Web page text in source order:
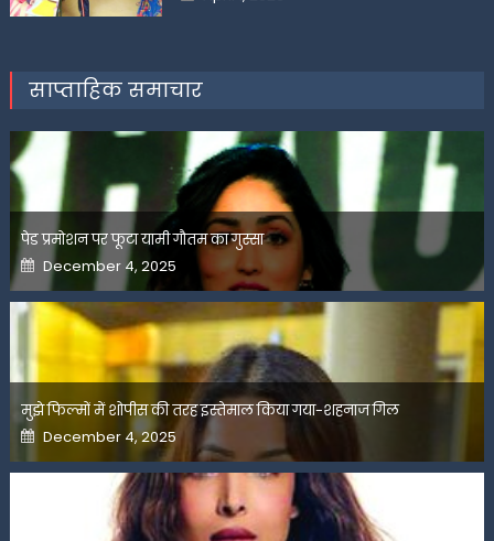
साप्ताहिक समाचार
पेड प्रमोशन पर फूटा यामी गौतम का गुस्सा
Posted
on
December 4, 2025
मुझे फिल्मों में शोपीस की तरह इस्तेमाल किया गया-शहनाज गिल
Posted
on
December 4, 2025